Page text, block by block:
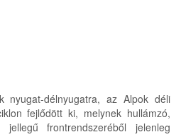
nyugat-délnyugatra, az Alpok déli
fejlődött ki, melynek hullámzó,
frontrendszeréből jelenleg